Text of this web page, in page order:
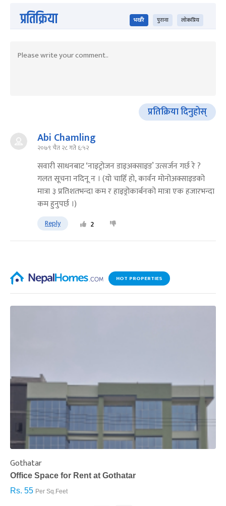
प्रतिक्रिया भर्खरै पुराना लोकप्रिय
प्रतिक्रिया दिनुहोस्
Abi Chamling
२०७९ चैत २८ गते ६:५२
सवारी साधनबाट ‘नाइट्रोजन डाइअक्साइड’ उत्सर्जन गर्छ रे ?
गलत सूचना नदिनू न । (यो चाहिँ हो, कार्वन मोनोअक्साइडको
मात्रा ३ प्रतिशतभन्दा कम र हाइड्रोकार्बनको मात्रा एक हजारभन्दा
कम हुनुपर्छ ।)
Reply 2
HOT PROPERTIES
Gothatar
Office Space for Rent at Gothatar
Rs. 55 Per Sq.Feet